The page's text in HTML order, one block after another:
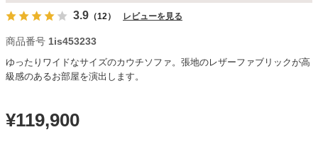
椅子・チェア
食器棚・キッチン収納
ベッド
3.9 （12） レビューを見る
商品番号 1is453233
ゆったりワイドなサイズのカウチソファ。張地のレザーファブリックが高
級感のあるお部屋を演出します。
¥119,900